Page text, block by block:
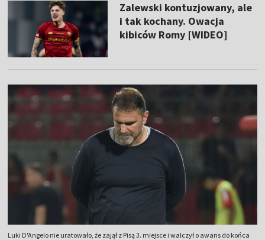
Zalewski kontuzjowany, ale
i tak kochany. Owacja
kibiców Romy [WIDEO]
Luki D'Angelo nie uratowało, że zajął z Pisą 3. miejsce i walczył o awans do końca